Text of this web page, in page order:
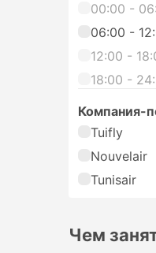
00:00 -
06:00 -
12:00 -
18:00 -
Компания-
Tuifly
Nouvelair
Tunisair
Чем